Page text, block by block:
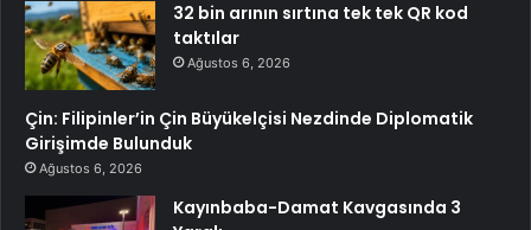
32 bin arının sırtına tek tek QR kod
taktılar
Ağustos 6, 2026
Çin: Filipinler’in Çin Büyükelçisi Nezdinde Diplomatik
Girişimde Bulunduk
Ağustos 6, 2026
Kayınbaba-Damat Kavgasında 3